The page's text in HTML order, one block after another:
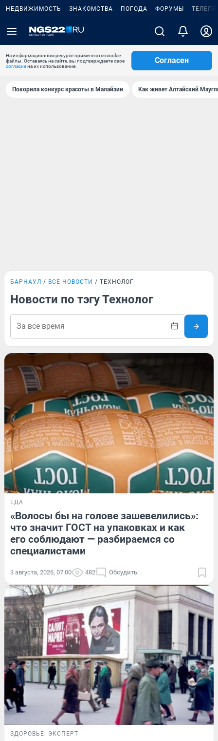
НЕДВИЖИМОСТЬ ЗНАКОМСТВА ПОГОДА ФОРУМЫ
На информационном ресурсе применяются cookie-
файлы. Оставаясь на сайте, вы подтверждаете свое
согласиена их использование.
Согласен
Покорила конкурс красоты в Малайзии Как живет Алтайский
БАРНАУЛ ВСЕ НОВОСТИ ТЕХНОЛОГ
Новости по тэгу Технолог
ЕДА
«Волосы бы на голове зашевелились»:
что значит ГОСТ на упаковках и как
его соблюдают — разбираемся со
специалистами
3 августа, 2026, 07:00 482 Обсудить
ЗДОРОВЬЕ ЭКСПЕРТ